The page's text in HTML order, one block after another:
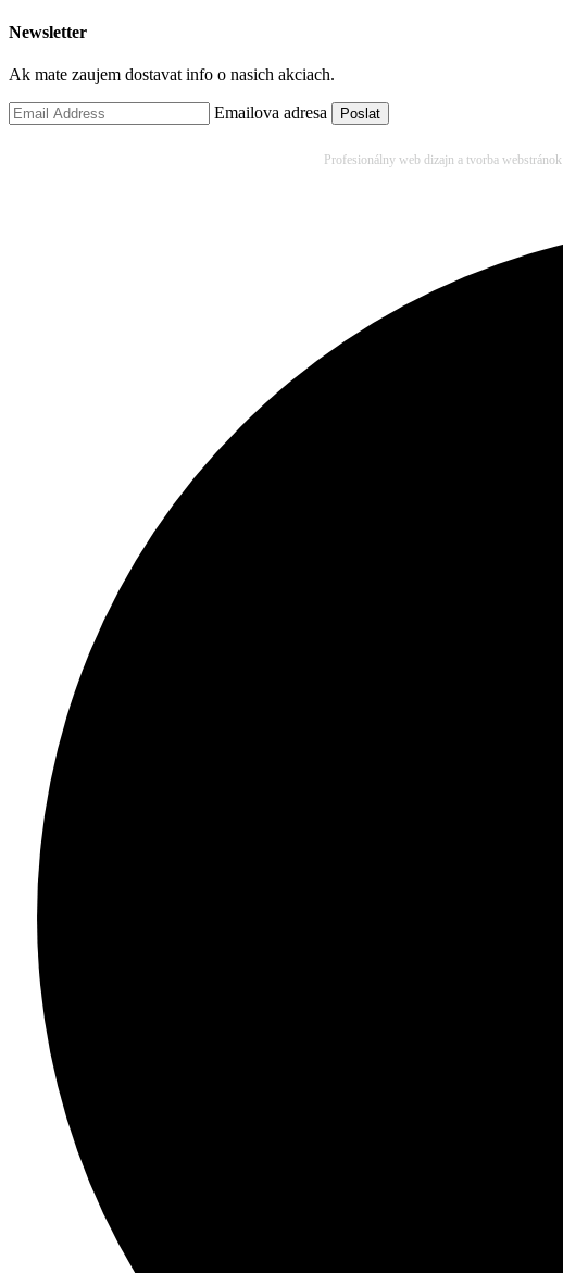
Newsletter
Ak mate zaujem dostavat info o nasich akciach.
Emailova adresa
Profesionálny web dizajn a tvorba webstránok